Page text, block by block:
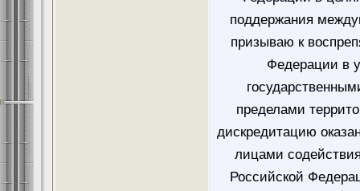
поддержания
призываю к
Федерации в
пределами
дискредитацию
лицами
Российской